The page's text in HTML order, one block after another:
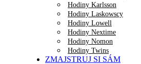
Hodiny Karlsson
Hodiny Laskowscy
Hodiny Lowell
Hodiny Nextime
Hodiny Nomon
Hodiny Twins
ZMAJSTRUJ SI SÁM